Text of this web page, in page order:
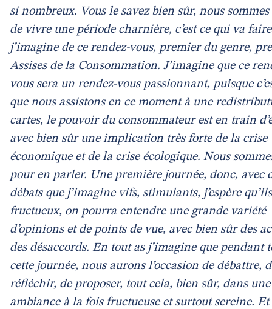
si nombreux. Vous le savez bien sûr, nous
de vivre une période charnière, c’est ce qui va faire
j’imagine de ce rendez-vous, premier du genre,
Assises de la Consommation. J’imagine que ce
vous sera un rendez-vous passionnant, puisque
que nous assistons en ce moment à une
cartes, le pouvoir du consommateur est en train
avec bien sûr une implication très forte de la crise
économique et de la crise écologique. Nous
pour en parler. Une première journée, donc, avec
débats que j’imagine vifs, stimulants, j’espère
fructueux, on pourra entendre une grande variété
d’opinions et de points de vue, avec bien sûr des
des désaccords. En tout as j’imagine que pendant
cette journée, nous aurons l’occasion de débattre,
réfléchir, de proposer, tout cela, bien sûr, dans une
ambiance à la fois fructueuse et surtout sereine. Et